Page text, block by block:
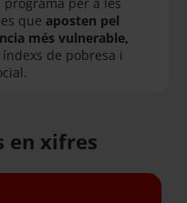
que aposten pel
més vulnerable,
de pobresa i
en xifres